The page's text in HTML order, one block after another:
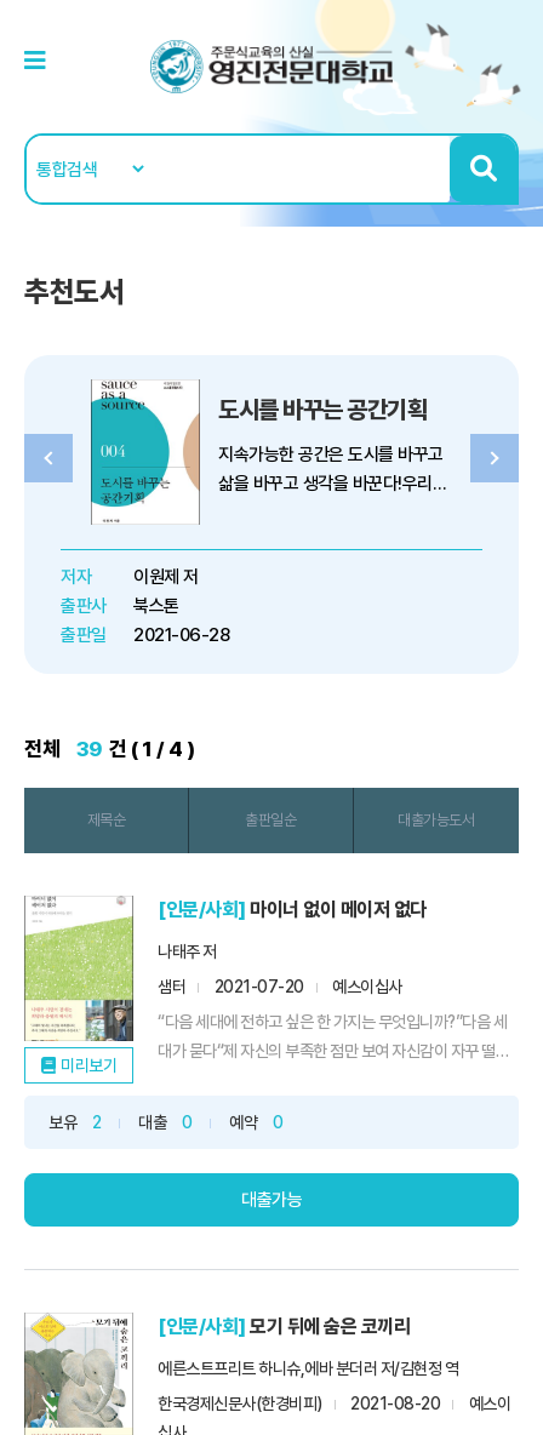
추천도서
도시를 바꾸는 공간기획
지속가능한 공간은 도시를 바꾸고
삶을 바꾸고 생각을 바꾼다!우리의
리의 삶이 느껴지는 공간을 찾기...
저자
이원제 저
출판사
북스톤
출판일
2021-06-28
전체 39 건 ( 1 / 4 )
제목순 출판일순 대출가능도서
미리보기
[인문/사회] 마이너 없이 메이저 없다
나태주 저
샘터
2021-07-20
예스이십사
“다음 세대에 전하고 싶은 한 가지는 무엇입니까?”다음 세
대가 묻다“제 자신의 부족한 점만 보여 자신감이 자꾸 떨어
보유 2 대출 0 예약 0
대출가능
[인문/사회] 모기 뒤에 숨은 코끼리
에른스트프리트 하니슈,에바 분더러 저/김현정 역
한국경제신문사(한경비피)
2021-08-20
예스이